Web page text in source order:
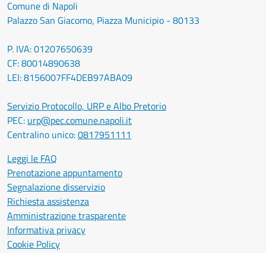
Comune di Napoli
Palazzo San Giacomo, Piazza Municipio - 80133
P. IVA: 01207650639
CF: 80014890638
LEI: 8156007FF4DEB97ABA09
Servizio Protocollo, URP e Albo Pretorio
PEC: urp@pec.comune.napoli.it
Centralino unico:0817951111
Leggi le FAQ
Prenotazione appuntamento
Segnalazione disservizio
Richiesta assistenza
Amministrazione trasparente
Informativa privacy
Cookie Policy